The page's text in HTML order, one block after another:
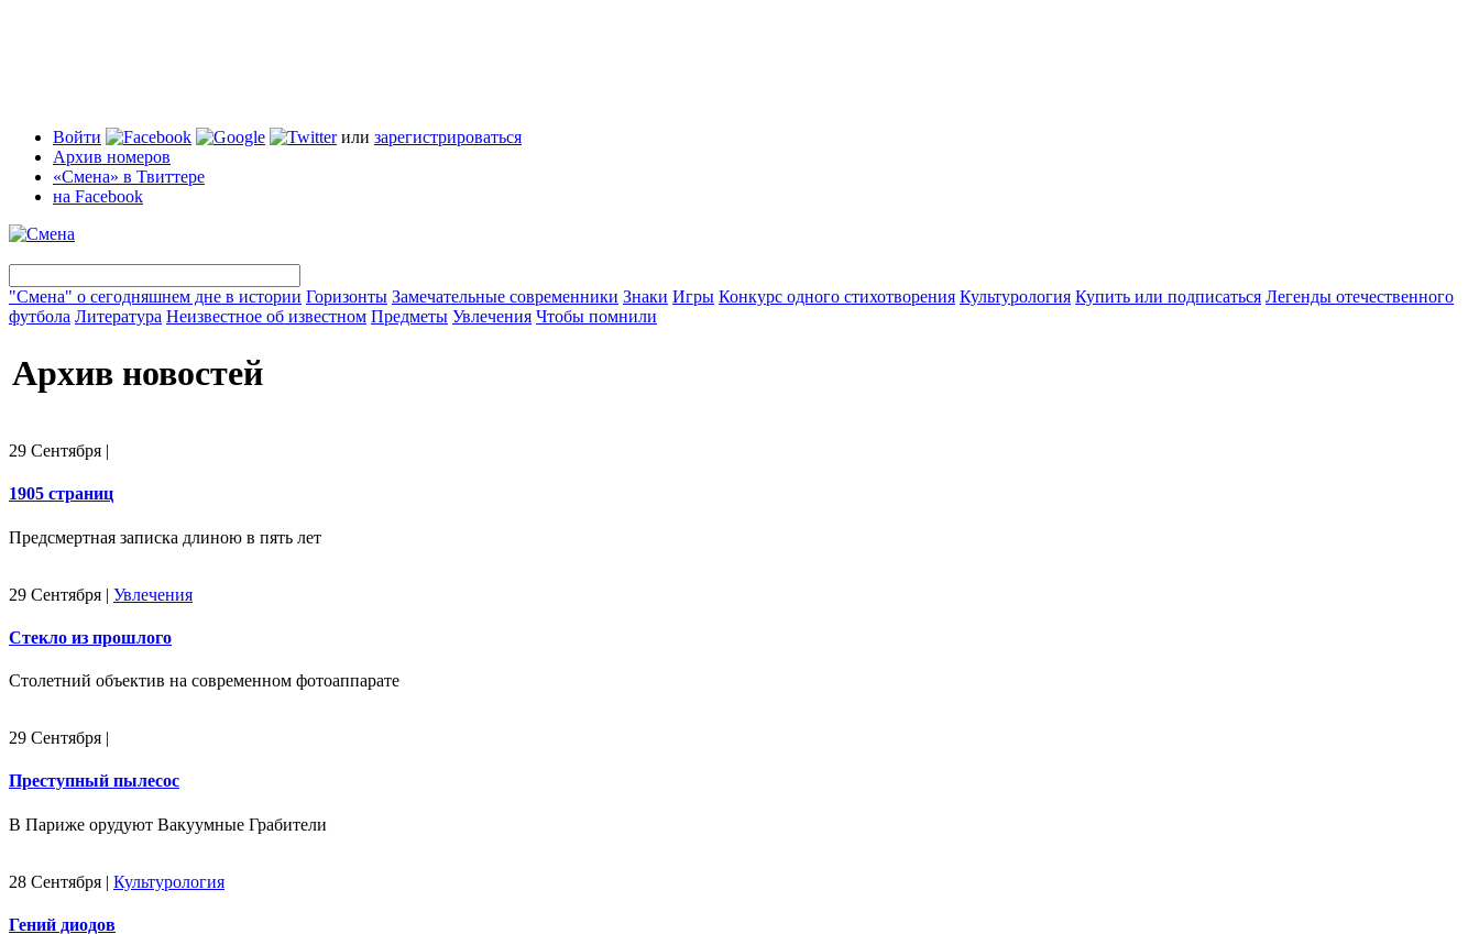
Войти или зарегистрироваться
Архив номеров
«Смена» в Твиттере
на Facebook
"Смена" о сегодняшнем дне в истории Горизонты Замечательные современники Знаки Игры Конкурс одного стихотворения Культурология Купить или подписаться Легенды отечественного
футбола Литература Неизвестное об известном Предметы Увлечения Чтобы помнили
Архив новостей
29 Сентября |
1905 страниц
Предсмертная записка длиною в пять лет
29 Сентября | Увлечения
Стекло из прошлого
Столетний объектив на современном фотоаппарате
29 Сентября |
Преступный пылесос
В Париже орудуют Вакуумные Грабители
28 Сентября | Культурология
Гений диодов